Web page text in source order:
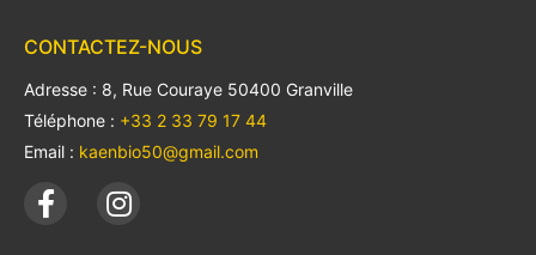
CONTACTEZ-NOUS
Adresse : 8, Rue Couraye 50400 Granville
Téléphone : +33 2 33 79 17 44
Email : kaenbio50@gmail.com